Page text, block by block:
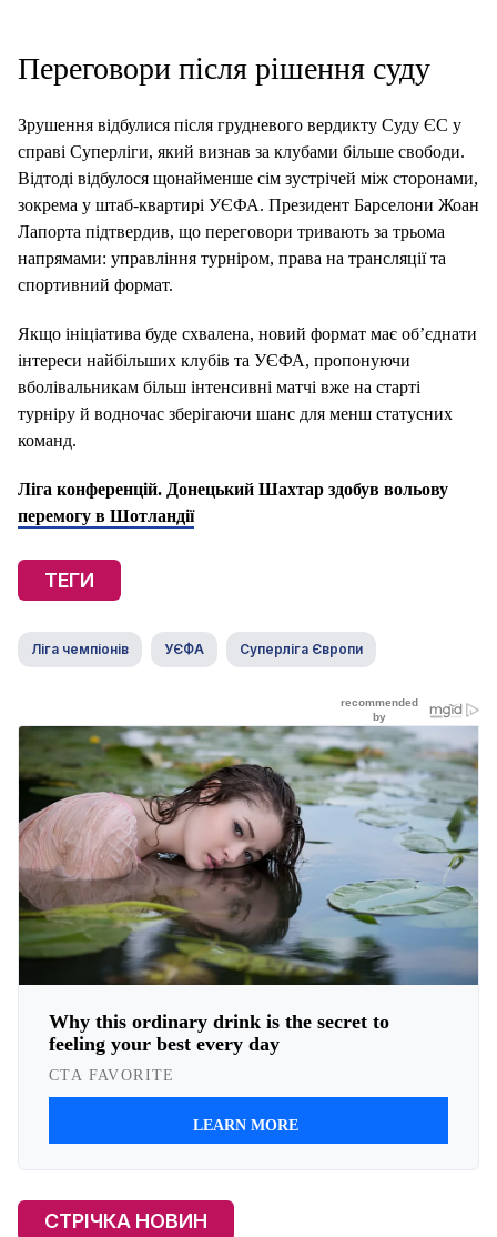
Переговори після рішення суду
Зрушення відбулися після грудневого вердикту Суду ЄС у
справі Суперліги, який визнав за клубами більше свободи.
Відтоді відбулося щонайменше сім зустрічей між сторонами,
зокрема у штаб-квартирі УЄФА. Президент Барселони Жоан
Лапорта підтвердив, що переговори тривають за трьома
напрямами: управління турніром, права на трансляції та
спортивний формат.
Якщо ініціатива буде схвалена, новий формат має об’єднати
інтереси найбільших клубів та УЄФА, пропонуючи
вболівальникам більш інтенсивні матчі вже на старті
турніру й водночас зберігаючи шанс для менш статусних
команд.
Ліга конференцій. Донецький Шахтар здобув вольову
перемогу в Шотландії
ТЕГИ
Ліга чемпіонів УЄФА Суперліга Європи
СТРІЧКА НОВИН